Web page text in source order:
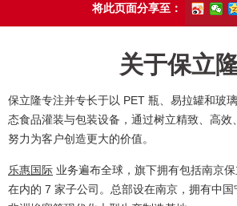
将此页面分享至：
关于保立
保立隆专注并专长于以 PET 瓶、易拉罐和玻
态食品灌装与包装设备，通过树立精致、高效
努力为客户创造更大的价值。
乐惠国际 业务遍布全球，旗下拥有包括南京
在内的 7 家子公司。总部设在南京，拥有中